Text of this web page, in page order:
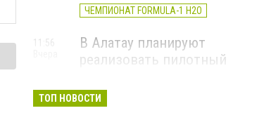
ЧЕМПИОНАТ FORMULA-1 H2O
В Алатау планируют
реализовать пилотный
"зеленого" авиатоплива
11:56
ТОП НОВОСТИ